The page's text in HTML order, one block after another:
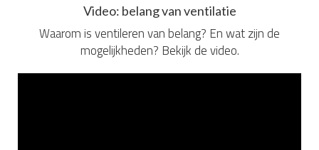
Video: belang van ventilatie
Waarom is ventileren van belang? En wat zijn de
mogelijkheden? Bekijk de video.